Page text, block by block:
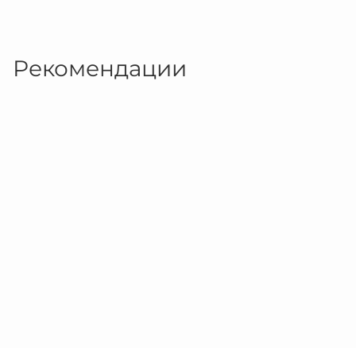
Рекомендации